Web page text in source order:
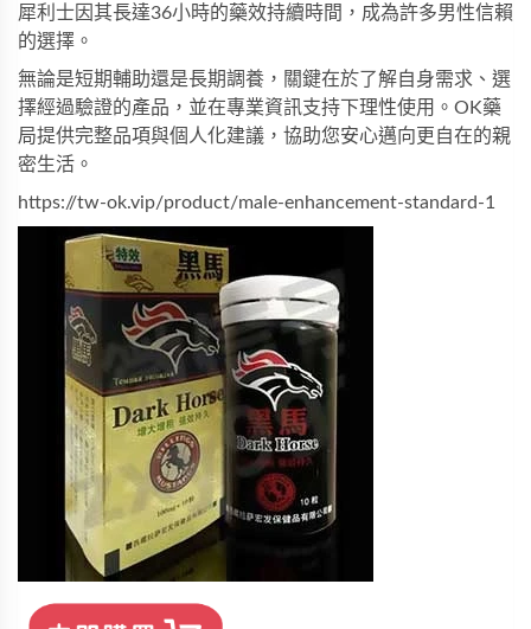
犀利士因其長達36小時的藥效持續時間，成為許多男性信賴
的選擇。
無論是短期輔助還是長期調養，關鍵在於了解自身需求、選
擇經過驗證的產品，並在專業資訊支持下理性使用。OK藥
局提供完整品項與個人化建議，協助您安心邁向更自在的親
密生活。
https://tw-ok.vip/product/male-enhancement-standard-1